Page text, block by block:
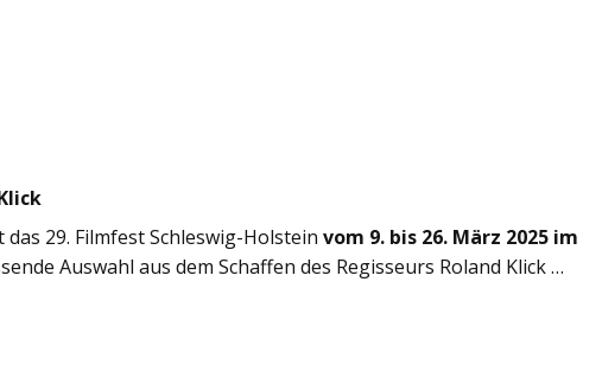
29. Filmfest Schleswig-Holsteinvom 9. bis 26. März 2025 im
Auswahl aus dem Schaffen des Regisseurs Roland Klick …